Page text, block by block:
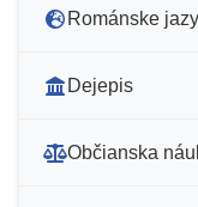
Románske
Dejepis
Občianska